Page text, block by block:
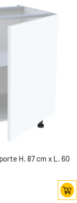
H. 87 cm x L. 60